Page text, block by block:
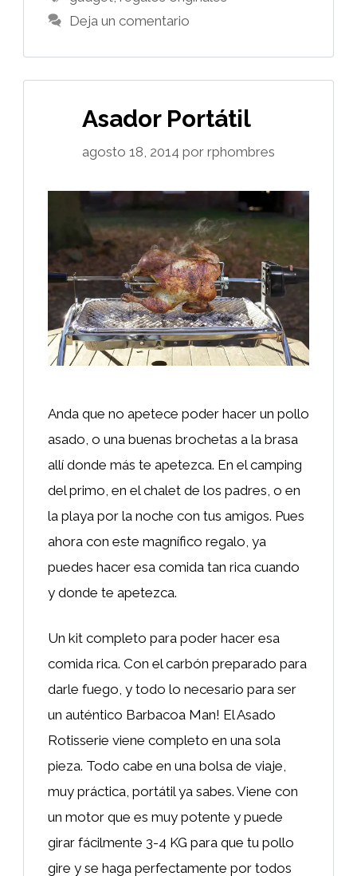
Deja un comentario
Asador Portátil
agosto 18, 2014 por rphombres
Anda que no apetece poder hacer un pollo
asado, o una buenas brochetas a la brasa
allí donde más te apetezca. En el camping
del primo, en el chalet de los padres, o en
la playa por la noche con tus amigos. Pues
ahora con este magnífico regalo, ya
puedes hacer esa comida tan rica cuando
y donde te apetezca.
Un kit completo para poder hacer esa
comida rica. Con el carbón preparado para
darle fuego, y todo lo necesario para ser
un auténtico Barbacoa Man! El Asado
Rotisserie viene completo en una sola
pieza. Todo cabe en una bolsa de viaje,
muy práctica, portátil ya sabes. Viene con
un motor que es muy potente y puede
girar fácilmente 3-4 KG para que tu pollo
gire y se haga perfectamente por todos